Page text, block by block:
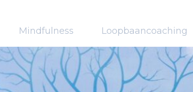
Mindfulness Loopbaancoaching